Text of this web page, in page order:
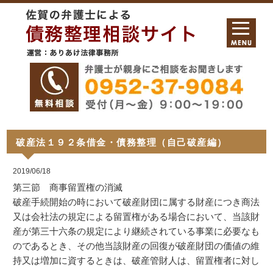
破産法１９２条借金・債務整理（自己破産編）
2019/06/18
第三節 商事留置権の消滅
破産手続開始の時において破産財団に属する財産につき商法
又は会社法の規定による留置権がある場合において、当該財
産が第三十六条の規定により継続されている事業に必要なも
のであるとき、その他当該財産の回復が破産財団の価値の維
持又は増加に資するときは、破産管財人は、留置権者に対し